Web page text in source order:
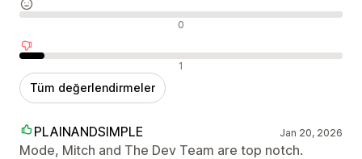
Nötr değerlendirmeler 0
Olumsuz değerlendirmeler 1
Tüm değerlendirmeler
PLAINANDSIMPLE Jan 20, 2026
Mode, Mitch and The Dev Team are top notch.